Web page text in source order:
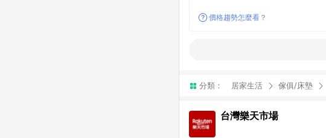
價格趨勢怎麼看？
分類： 居家生活 傢俱/床墊
台灣樂天市場